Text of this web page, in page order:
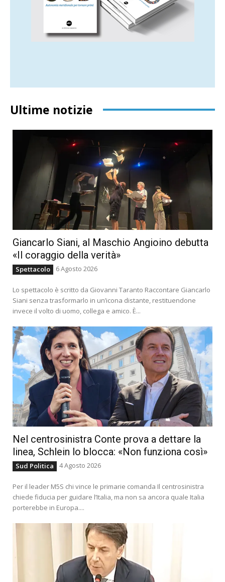
Ultime notizie
Giancarlo Siani, al Maschio Angioino debutta
«Il coraggio della verità»
Spettacolo 6 Agosto 2026
Lo spettacolo è scritto da Giovanni Taranto Raccontare Giancarlo
Siani senza trasformarlo in un’icona distante, restituendone
invece il volto di uomo, collega e amico. È...
Nel centrosinistra Conte prova a dettare la
linea, Schlein lo blocca: «Non funziona così»
Sud Politica 4 Agosto 2026
Per il leader M5S chi vince le primarie comanda Il centrosinistra
chiede fiducia per guidare l’Italia, ma non sa ancora quale Italia
porterebbe in Europa....